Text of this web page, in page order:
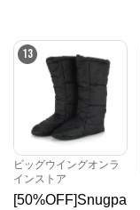
13
ビッグウイングオンラ
インストア
[50%OFF]Snugpa